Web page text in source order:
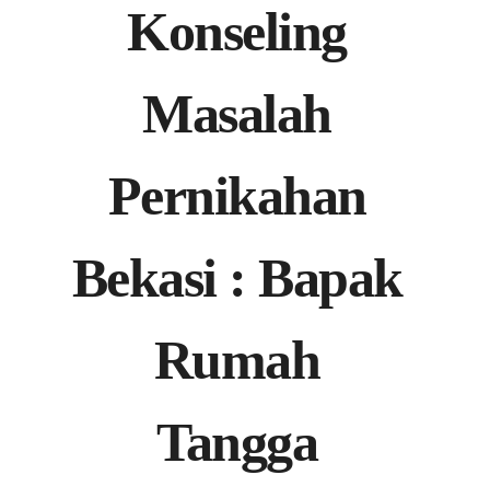
Konseling
Masalah
Pernikahan
Bekasi : Bapak
Rumah
Tangga